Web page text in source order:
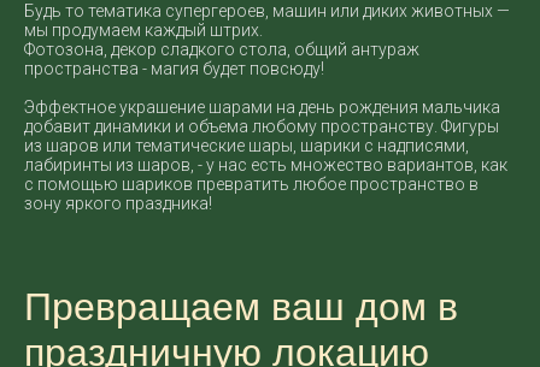
Будь то тематика супергероев, машин или диких животных —
мы продумаем каждый штрих.
Фотозона, декор сладкого стола, общий антураж
пространства - магия будет повсюду!
Эффектное украшение шарами на день рождения мальчика
добавит динамики и объема любому пространству. Фигуры
из шаров или тематические шары, шарики с надписями,
лабиринты из шаров, - у нас есть множество вариантов, как
с помощью шариков превратить любое пространство в
зону яркого праздника!
Превращаем ваш дом в
праздничную локацию